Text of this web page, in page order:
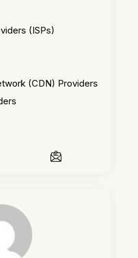
(ISPs)
(CDN) Providers